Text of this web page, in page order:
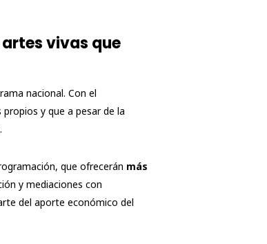
vivas que
nacional. Con el
y que a pesar de la
que ofrecerán más
y mediaciones con
del aporte económico del